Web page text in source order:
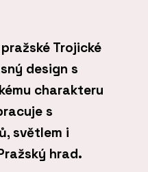
Trojické
design s
charakteru
s
světlem i
hrad.